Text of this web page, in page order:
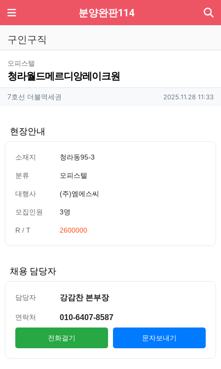
메뉴 분양완판114
구인구직
오피스텔
청라월드메르디앙레이크원
작성자 정보
7호선 더블역세권 작성일
2025.11.28 11:33
현장안내
소재지 청라동95-3
분류 오피스텔
대행사 (주)엠에스씨
모집인원 3명
R / T 2600000
채용 담당자
담당자 강감찬 본부장
연락처 010-6407-8587
전화걸기 문자보내기